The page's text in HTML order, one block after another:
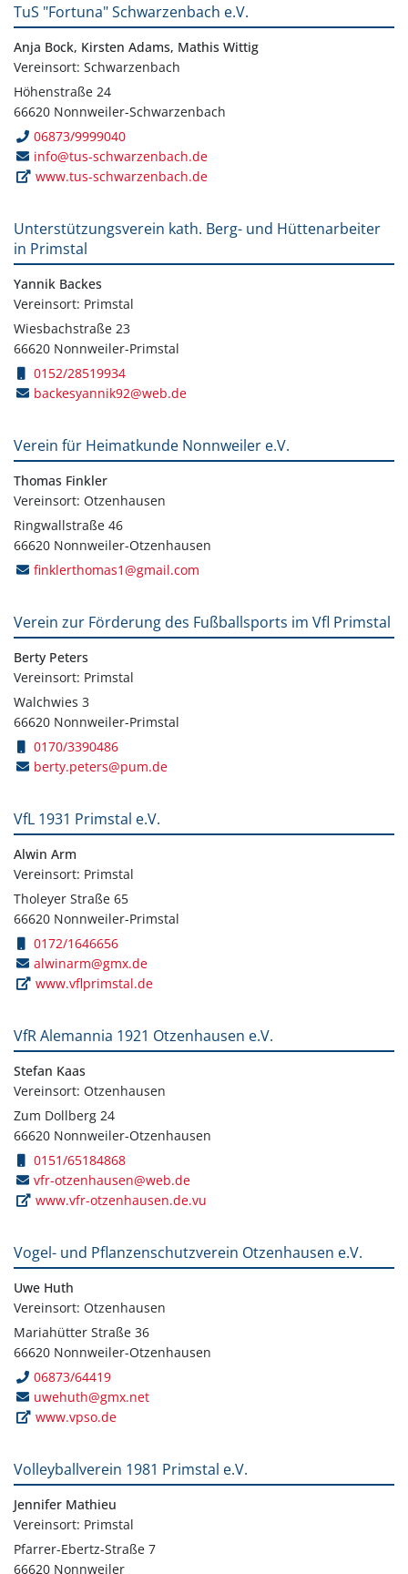
TuS "Fortuna" Schwarzenbach e.V.
Anja Bock, Kirsten Adams, Mathis Wittig
Vereinsort: Schwarzenbach
Höhenstraße 24
66620 Nonnweiler-Schwarzenbach
06873/9999040
info@tus-schwarzenbach.de
www.tus-schwarzenbach.de
Unterstützungsverein kath. Berg- und Hüttenarbeiter
in Primstal
Yannik Backes
Vereinsort: Primstal
Wiesbachstraße 23
66620 Nonnweiler-Primstal
0152/28519934
backesyannik92@web.de
Verein für Heimatkunde Nonnweiler e.V.
Thomas Finkler
Vereinsort: Otzenhausen
Ringwallstraße 46
66620 Nonnweiler-Otzenhausen
finklerthomas1@gmail.com
Verein zur Förderung des Fußballsports im Vfl Primstal
Berty Peters
Vereinsort: Primstal
Walchwies 3
66620 Nonnweiler-Primstal
0170/3390486
berty.peters@pum.de
VfL 1931 Primstal e.V.
Alwin Arm
Vereinsort: Primstal
Tholeyer Straße 65
66620 Nonnweiler-Primstal
0172/1646656
alwinarm@gmx.de
www.vflprimstal.de
VfR Alemannia 1921 Otzenhausen e.V.
Stefan Kaas
Vereinsort: Otzenhausen
Zum Dollberg 24
66620 Nonnweiler-Otzenhausen
0151/65184868
vfr-otzenhausen@web.de
www.vfr-otzenhausen.de.vu
Vogel- und Pflanzenschutzverein Otzenhausen e.V.
Uwe Huth
Vereinsort: Otzenhausen
Mariahütter Straße 36
66620 Nonnweiler-Otzenhausen
06873/64419
uwehuth@gmx.net
www.vpso.de
Volleyballverein 1981 Primstal e.V.
Jennifer Mathieu
Vereinsort: Primstal
Pfarrer-Ebertz-Straße 7
66620 Nonnweiler